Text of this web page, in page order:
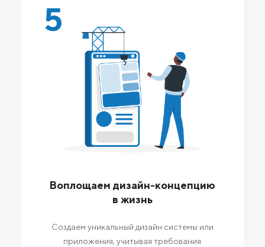
5
Воплощаем дизайн-концепцию
в жизнь
Создаем уникальный дизайн системы или
приложения, учитывая требования